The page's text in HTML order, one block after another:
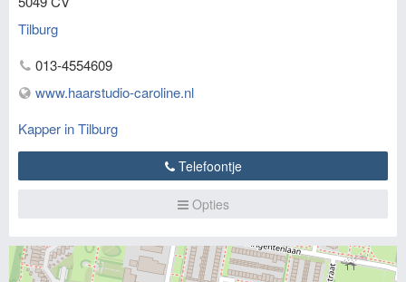
Tilburg
013-4554609
www.haarstudio-caroline.nl
Kapper in Tilburg
Telefoontje
Opties